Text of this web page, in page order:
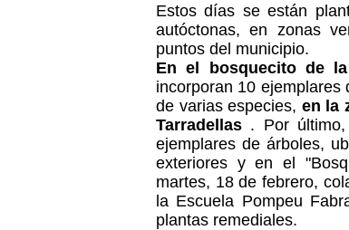
Estos días se están
autóctonas, en zonas
puntos del municipio.
En el bosquecito de la
incorporan 10 ejemplares
de varias especies, en la
Tarradellas . Por
ejemplares de árboles,
exteriores y en el
martes, 18 de febrero,
la Escuela Pompeu
plantas remediales.